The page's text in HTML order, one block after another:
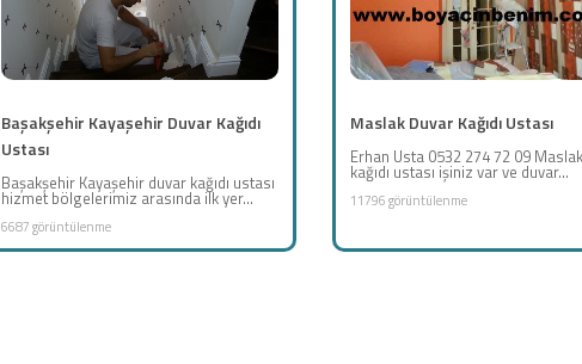
Başakşehir Kayaşehir Duvar Kağıdı
Ustası
Başakşehir Kayaşehir duvar kağıdı ustası
hizmet bölgelerimiz arasında ilk yer...
6687 görüntülenme
Maslak Duvar Kağıdı Ustası
Erhan Usta 0532 274 72 09
kağıdı ustası işiniz var ve duvar...
11796 görüntülenme